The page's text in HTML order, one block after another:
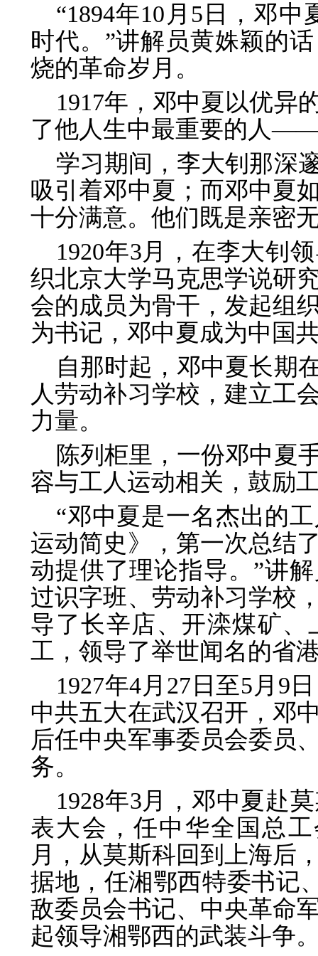
“1894年10月5日，邓
时代。”讲解员黄姝颖的
烧的革命岁月。
1917年，邓中夏以优异
了他人生中最重要的人
学习期间，李大钊那深
吸引着邓中夏；而邓中夏
十分满意。他们既是亲密
1920年3月，在李大钊
织北京大学马克思学说研
会的成员为骨干，发起组
为书记，邓中夏成为中国
自那时起，邓中夏长期
人劳动补习学校，建立工
力量。
陈列柜里，一份邓中夏
容与工人运动相关，鼓励
“邓中夏是一名杰出的
运动简史》，第一次总结
动提供了理论指导。”讲
过识字班、劳动补习学校
导了长辛店、开滦煤矿
工，领导了举世闻名的省
1927年4月27日至5月9
中共五大在武汉召开，邓
后任中央军事委员会委员
务。
1928年3月，邓中夏赴
表大会，任中华全国总
月，从莫斯科回到上海后
据地，任湘鄂西特委书记
敌委员会书记、中央革命
起领导湘鄂西的武装斗争